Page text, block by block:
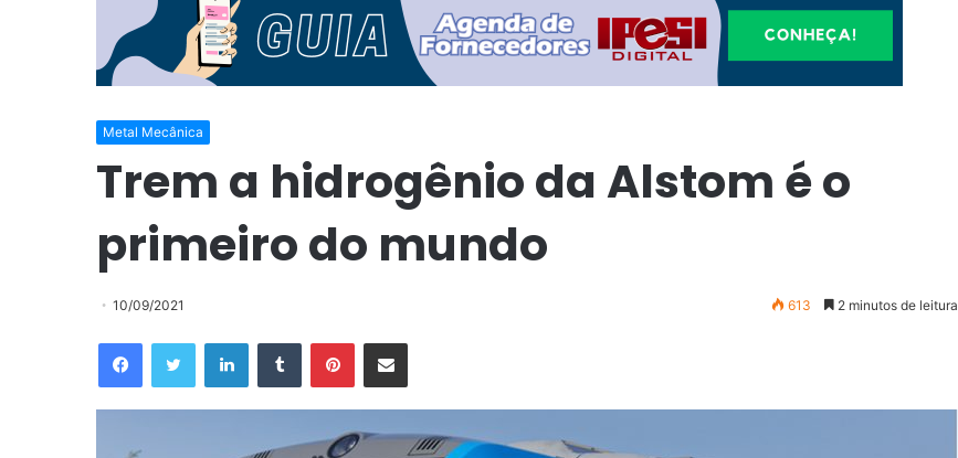
Metal Mecânica
Trem a hidrogênio da Alstom é o
primeiro do mundo
10/09/2021 613 2 minutos de leitura